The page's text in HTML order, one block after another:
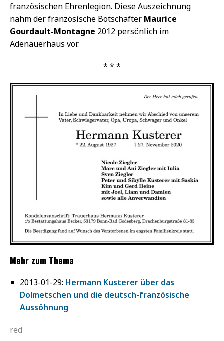
französischen Ehrenlegion. Diese Auszeichnung
nahm der französische Botschafter Maurice
Gourdault-Montagne 2012 persönlich im
Adenauerhaus vor.
* * *
Mehr zum Thema
2013-01-29: Hermann Kusterer über das
Dolmetschen und die deutsch-französische
Aussöhnung
red